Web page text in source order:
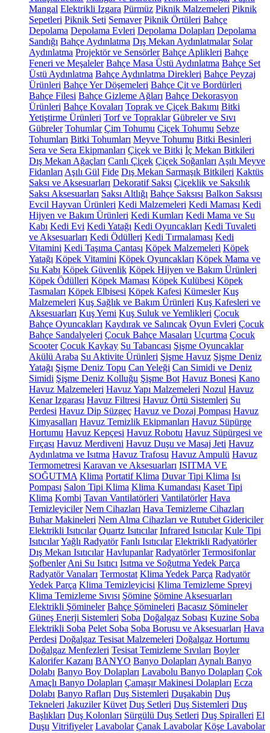
Mangal Elektrikli Izgara Pürmüz Piknik Malzemeleri Piknik
Sepetleri Piknik Seti Semaver Piknik Örtüleri Bahçe
Depolama Depolama Evleri Depolama Dolapları Depolama
Sandığı Bahçe Aydınlatma Dış Mekan Aydınlatmalar Solar
Aydınlatma Projektör ve Sensörler Bahçe Aplikleri Bahçe
Feneri ve Meşaleler Bahçe Masa Üstü Aydınlatma Bahçe Set
Üstü Aydınlatma Bahçe Aydınlatma Direkleri Bahçe Peyzaj
Ürünleri Bahçe Yer Döşemeleri Bahçe Çit ve Bordürleri
Bahçe Filesi Bahçe Gizleme Ağları Bahçe Dekorasyon
Ürünleri Bahçe Kovaları Toprak ve Çiçek Bakımı Bitki
Yetiştirme Ürünleri Torf ve Topraklar Gübreler ve Sıvı
Gübreler Tohumlar Çim Tohumu Çiçek Tohumu Sebze
Tohumları Bitki Tohumları Meyve Tohumu Bitki Besinleri
Sera ve Sera Ekipmanları Çiçek ve Bitki İç Mekan Bitkileri
Dış Mekan Ağaçları Canlı Çiçek Çiçek Soğanları Aşılı Meyve
Fidanları Aşılı Gül Fide Dış Mekan Sarmaşık Bitkileri Kaktüs
Saksı ve Aksesuarları Dekoratif Saksı Çiçeklik ve Saksılık
Saksı Aksesuarları Saksı Altlığı Bahçe Saksısı Balkon Saksısı
Evcil Hayvan Ürünleri Kedi Malzemeleri Kedi Maması Kedi
Hijyen ve Bakım Ürünleri Kedi Kumları Kedi Mama ve Su
Kabı Kedi Evi Kedi Yatağı Kedi Oyuncakları Kedi Tuvaleti
ve Aksesuarları Kedi Ödülleri Kedi Tırmalaması Kedi
Vitamini Kedi Taşıma Çantası Köpek Malzemeleri Köpek
Yatağı Köpek Vitamini Köpek Oyuncakları Köpek Mama ve
Su Kabı Köpek Güvenlik Köpek Hijyen ve Bakım Ürünleri
Köpek Ödülleri Köpek Maması Köpek Kulübesi Köpek
Tasmaları Köpek Elbisesi Köpek Kafesi Kümesler Kuş
Malzemeleri Kuş Sağlık ve Bakım Ürünleri Kuş Kafesleri ve
Aksesuarları Kuş Yemi Kuş Suluk ve Yemlikleri Çocuk
Bahçe Oyuncakları Kaydırak ve Salıncak Oyun Evleri Çocuk
Bahçe Sandalyeleri Çocuk Bahçe Masaları Uçurtma Çocuk
Scooter Çocuk Kaykay Su Tabancası Şişme Oyuncaklar
Akülü Araba Su Aktivite Ürünleri Şişme Havuz Şişme Deniz
Yatağı Şişme Deniz Topu Can Yeleği Can Simidi ve Deniz
Simidi Şişme Deniz Kolluğu Şişme Bot Havuz Bonesi Kano
Havuz Malzemeleri Havuz Yapı Malzemeleri Nozul Havuz
Kenar Izgarası Havuz Filtresi Havuz Örtü Sistemleri Su
Perdesi Havuz Dip Süzgeç Havuz ve Dozaj Pompası Havuz
Kimyasalları Havuz Temizlik Ekipmanları Havuz Süpürge
Hortumu Havuz Kepçesi Havuz Robotu Havuz Süpürgesi ve
Fırçası Havuz Merdiveni Havuz Duşu ve Masaj Jeti Havuz
Aydınlatma ve Isıtma Havuz Trafosu Havuz Ampulü Havuz
Termometresi Karavan ve Aksesuarları ISITMA VE
SOĞUTMA Klima Portatif Klima Duvar Tipi Klima Isı
Pompası Salon Tipi Klima Klima Kumandası Kaset Tipi
Klima Kombi Tavan Vantilatörleri Vantilatörler Hava
Temizleyiciler Nem Cihazları Hava Temizleme Cihazları
Buhar Makineleri Nem Alma Cihazları ve Rutubet Gidericiler
Elektrikli Isıtıcılar Quartz Isıtıcılar Infrared Isıtıcılar Kule Tipi
IsıtıcılarYağlı Radyatör Fanlı Isıtıcılar Elektrikli Radyatörler
Dış Mekan Isıtıcılar Havlupanlar Radyatörler Termosifonlar
Şofbenler Ani Su Isıtıcı Isıtma ve Soğutma Yedek Parça
Radyatör Vanaları Termostat Klima Yedek Parça Radyatör
Yedek Parça Klima Temizleyicisi Klima Temizleme Spreyi
Klima Temizleme Sıvısı Şömine Şömine Aksesuarları
Elektrikli Şömineler Bahçe Şömineleri Bacasız Şömineler
Güneş Enerji Sistemleri Soba Doğalgaz Sobası Kuzine Soba
Elektrikli Soba Pelet Soba Soba Borusu ve Aksesuarları Hava
Perdesi Doğalgaz Tesisat Malzemeleri Doğalgaz Hortumu
Doğalgaz Menfezleri Tesisat Temizleme Sıvıları Boyler
Kalorifer Kazanı BANYO Banyo Dolapları Aynalı Banyo
Dolabı Banyo Boy Dolapları Lavabolu Banyo Dolapları Çok
Amaçlı Banyo Dolapları Çamaşır Makinesi Dolapları Ecza
Dolabı Banyo Rafları Duş Sistemleri Duşakabin Duş
Tekneleri Jakuziler Küvet Duş Setleri Duş Sistemleri Duş
Başlıkları Duş Kolonları Sürgülü Duş Setleri Duş Spiralleri El
Duşu Vitrifiyeler Lavabolar Çanak Lavabolar Köşe Lavabolar